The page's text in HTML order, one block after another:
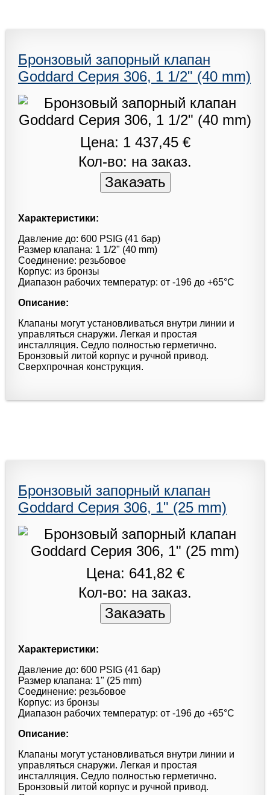
Бронзовый запорный клапан
Goddard Серия 306, 1 1/2" (40 mm)
Цена: 1 437,45 €
Кол-во: на заказ.
Характеристики:
Давление до: 600 PSIG (41 бар)
Размер клапана: 1 1/2" (40 mm)
Соединение: резьбовое
Корпус: из бронзы
Диапазон рабочих температур: от -196 до +65°С
Описание:
Клапаны могут установливаться внутри линии и
управляться снаружи. Легкая и простая
инсталляция. Седло полностью герметично.
Бронзовый литой корпус и ручной привод.
Сверхпрочная конструкция.
Бронзовый запорный клапан
Goddard Серия 306, 1" (25 mm)
Цена: 641,82 €
Кол-во: на заказ.
Характеристики:
Давление до: 600 PSIG (41 бар)
Размер клапана: 1" (25 mm)
Соединение: резьбовое
Корпус: из бронзы
Диапазон рабочих температур: от -196 до +65°С
Описание:
Клапаны могут установливаться внутри линии и
управляться снаружи. Легкая и простая
инсталляция. Седло полностью герметично.
Бронзовый литой корпус и ручной привод.